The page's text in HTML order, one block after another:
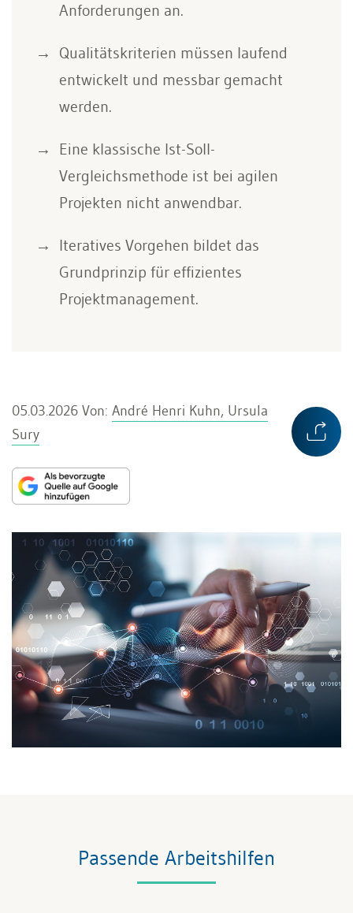
Anforderungen an.
Qualitätskriterien müssen laufend
entwickelt und messbar gemacht
werden.
Eine klassische Ist-Soll-
Vergleichsmethode ist bei agilen
Projekten nicht anwendbar.
Iteratives Vorgehen bildet das
Grundprinzip für effizientes
Projektmanagement.
05.03.2026 Von: André Henri Kuhn, Ursula
Sury
Passende Arbeitshilfen